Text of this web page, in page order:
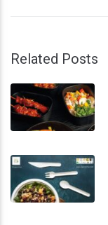
Related Posts